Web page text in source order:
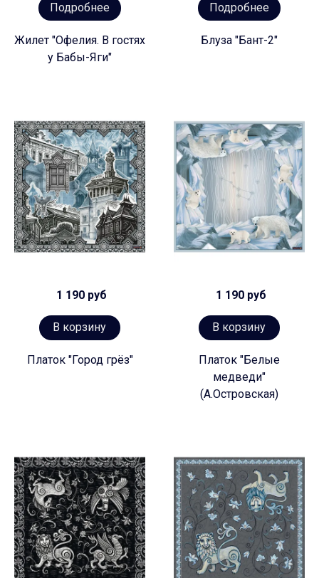
Подробнее
Жилет "Офелия. В гостях
у Бабы-Яги"
Подробнее
Блуза "Бант-2"
1 190 руб
В корзину
Платок "Город грёз"
1 190 руб
В корзину
Платок "Белые
медведи"
(А.Островская)